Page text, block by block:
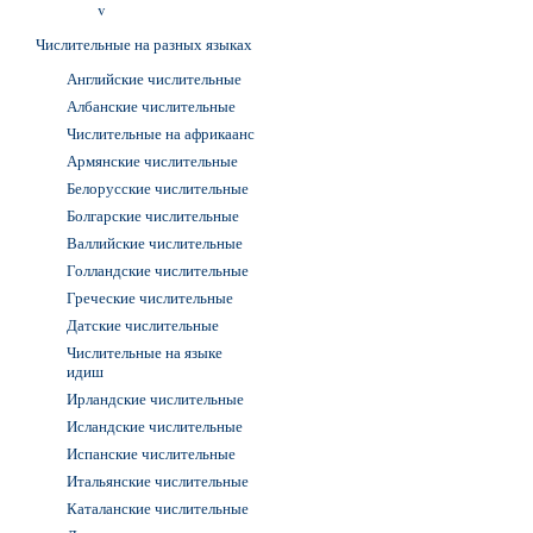
v
Числительные на разных языках
Английские числительные
Албанские числительные
Числительные на африкаанс
Армянские числительные
Белорусские числительные
Болгарские числительные
Валлийские числительные
Голландские числительные
Греческие числительные
Датские числительные
Числительные на языке
идиш
Ирландские числительные
Исландские числительные
Испанские числительные
Итальянские числительные
Каталанские числительные